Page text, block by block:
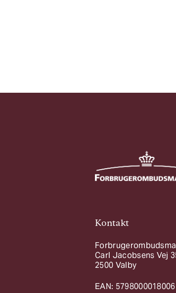
Kontakt
Carl Jacobsens Vej
2500 Valby
EAN: 5798000018006